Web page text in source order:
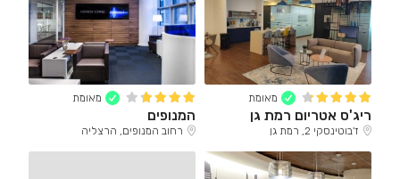
מאומת
ריג'ס אטריום רמת גן
ז'בוטינסקי 2, רמת גן
מאומת
המנופים
רחוב המנופים, הרצליה